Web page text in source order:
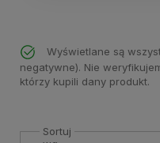
Wyświetlane są
negatywne). Nie
którzy kupili dany produkt.
Sortuj